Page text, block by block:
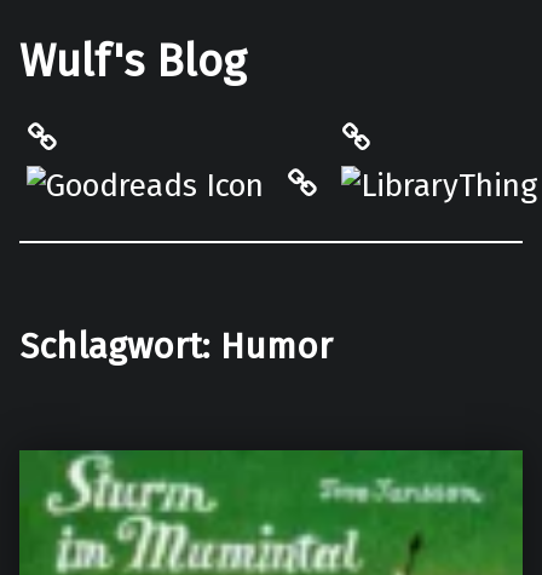
Wulf's Blog
Hardcover.App
Schlagwort: Humor